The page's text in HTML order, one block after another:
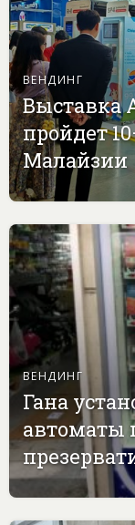
ВЕНДИНГ
Выставка
пройдет
Малайзии
ВЕНДИНГ
Гана
автоматы